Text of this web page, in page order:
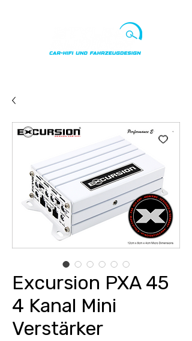
Excursion PXA 45
4 Kanal Mini
Verstärker